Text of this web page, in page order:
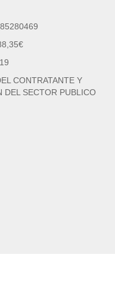
CONTRATANTE Y
DEL SECTOR PUBLICO